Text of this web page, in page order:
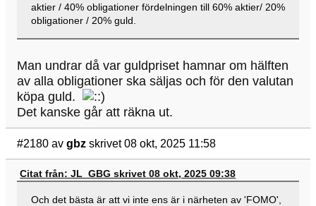
aktier / 40% obligationer fördelningen till 60% aktier/ 20%
obligationer / 20% guld.
Man undrar då var guldpriset hamnar om hälften
av alla obligationer ska säljas och för den valutan
köpa guld.
Det kanske går att räkna ut.
#2180 av gbz skrivet 08 okt, 2025 11:58
Citat från: JL_GBG skrivet 08 okt, 2025 09:38
Och det bästa är att vi inte ens är i närheten av 'FOMO',